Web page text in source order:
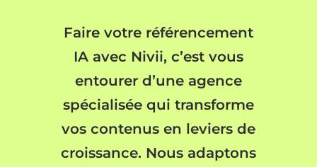
Faire votre référencement
IA avec Nivii, c’est vous
entourer d’une agence
spécialisée qui transforme
vos contenus en leviers de
croissance. Nous adaptons